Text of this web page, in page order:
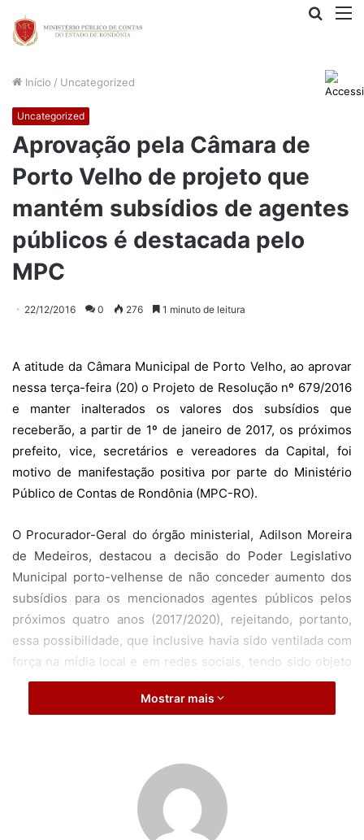
Início / Uncategorized
Uncategorized
Aprovação pela Câmara de
Porto Velho de projeto que
mantém subsídios de agentes
públicos é destacada pelo
MPC
22/12/2016 0 276 1 minuto de leitura
A atitude da Câmara Municipal de Porto Velho, ao aprovar
nessa terça-feira (20) o Projeto de Resolução nº 679/2016
e manter inalterados os valores dos subsídios que
receberão, a partir de 1º de janeiro de 2017, os próximos
prefeito, vice, secretários e vereadores da Capital, foi
motivo de manifestação positiva por parte do Ministério
Público de Contas de Rondônia (MPC-RO).
O Procurador-Geral do órgão ministerial, Adilson Moreira
de Medeiros, destacou a decisão do Poder Legislativo
Municipal porto-velhense de não conceder aumento dos
subsídios para os mencionados agentes públicos pelos
próximos quatro anos (2017/2020), rejeitando, portanto,
essa possibilidade, que inclusive havia sido ventilada com
força na mídia local e em redes sociais, tendo sido objeto
de notificação recomendatória expedida pelo MPC-RO.
reflexos também no Estado de Rondônia, o ato dos
vereadores está em harmonia com o entendimento das
instituições responsáveis pelo controle e fiscalização do
patrimônio público, bem como manifestações da imprensa
Mostrar mais